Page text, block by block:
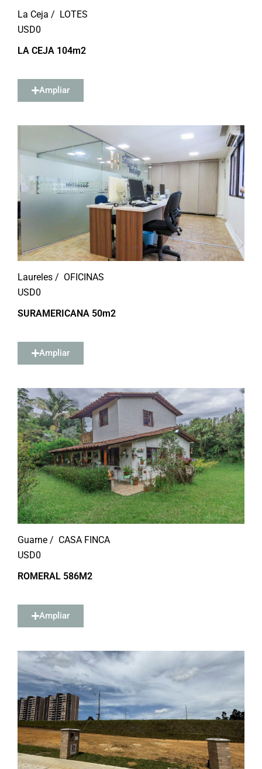
La Ceja / LOTES
USD0
LA CEJA 104m2
Ampliar
Laureles / OFICINAS
USD0
SURAMERICANA 50m2
Ampliar
Guarne / CASA FINCA
USD0
ROMERAL 586M2
Ampliar